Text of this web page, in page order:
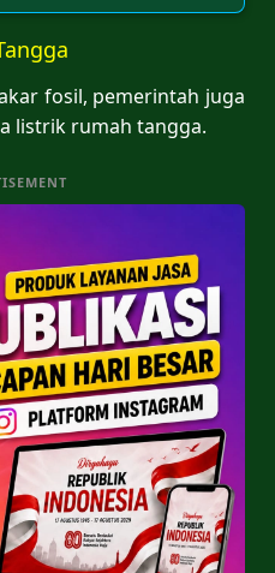
fosil, pemerintah juga
listrik rumah tangga.